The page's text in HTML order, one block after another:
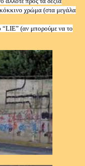
κόκκινο χρώμα (στα μεγάλα
“LIE” (αν μπορούμε να το